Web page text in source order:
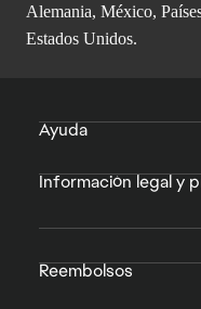
Alemania, México,
Estados Unidos.
Ayuda
Información legal y
Reembolsos